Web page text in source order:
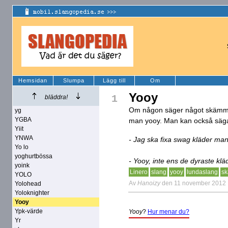
Hemsidan Slumpa Lägg till Om
bläddra!
yg
YGBA
Yiit
YNWA
Yo lo
yoghurtbössa
yoink
YOLO
Yolohead
Yoloknighter
Yooy
Ypk-värde
Yr
1 Yooy
Om någon säger något
man yooy. Man kan också
- Jag ska fixa swag kläder
- Yooy, inte ens de dyraste
Linero slang yooy lundaslang
Av Hanoizy den 11 november 2012
Yooy? Hur menar du?